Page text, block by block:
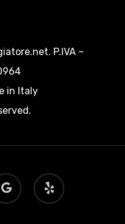
P.IVA –
in Italy
yelp